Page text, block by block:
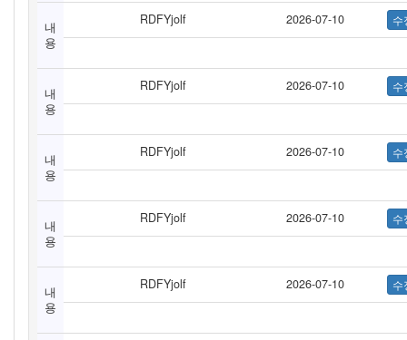
내
용
RDFYjolf 2026-07-10
내
용
RDFYjolf 2026-07-10
내
용
RDFYjolf 2026-07-10
내
용
RDFYjolf 2026-07-10
내
용
RDFYjolf 2026-07-10